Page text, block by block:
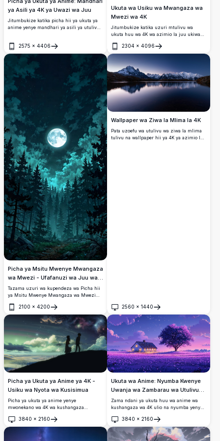
ya Asili ya 4K ya Uwazi wa Juu
Jitumbukize katika picha hii ya ukuta ya
anime yenye mandhari ya asili ya utulivu
kibichi, limezungukwa na miti mikubwa
na jua lenye mng'ao linaangaza miale ya
dhahabu. Benchi la mbao linakaribisha
tafakari ya amani, likichanganya rangi
zilizo hai na sanaa yenye undani wa hali
ya juu. Inafaa kwa kuboresha skrini yako
ya kompyuta au simu ya mkononi kwa
picha zake za kuvutia na za ubora wa juu.
2575 × 4406
Fungua
Ukuta wa Usiku wa Mwangaza wa
Mwezi wa 4K
Jitumbukize katika uzuri mtulivu wa
ukuta huu wa 4K wa azimio la juu ukiwa
katika matawi ya miti yenye silika. Anga la
zambarau lililo hai na maelezo maridadi
hufanya kuwa mazingira ya kuvutia kwa
kifaa chochote, ikitoa angahewa tulivu na
yenye kuvutia.
2304 × 4096
Fungua
Picha ya Msitu Mwenye Mwangaza
wa Mwezi - Ufafanuzi wa Juu wa
4K
Tazama uzuri wa kupendeza wa Picha hii
ya Msitu Mwenye Mwangaza wa Mwezi
taswira ya kuvutia ya mwezi mpevu
ukiangaza kupitia miti mizito ya
misindano chini ya anga ya usiku yenye
nyota nyingi, picha hii ya ubora wa juu ni
bora kwa skrini za mezani au simu. Zama
katika mazingira ya utulivu na yenye
haiba na picha za wazi na zenye maelezo.
2100 × 4200
Fungua
Wallpaper wa Ziwa la Mlima la 4K
Pata uzoefu wa utulivu wa ziwa la mlima
tulivu na wallpaper hii ya 4K ya azimio la
2560 × 1440
Fungua
Picha ya Ukuta ya Anime ya 4K -
Usiku wa Nyota wa Kusisimua
Picha ya ukuta ya anime yenye
mwonekano wa 4K wa kushangaza
kilima chini ya anga ya usiku yenye nyota
na yenye rangi. Mandhari imejaa
mawingu yenye ndoto na uzuri wa angani,
3840 × 2160
Fungua
Ukuta wa Anime: Nyumba Kwenye
Uwanja wa Zambarau wa Utulivu
4K
Zama ndani ya ukuta huu wa anime wa
kushangaza wa 4K ulio na nyumba yenye
zambarau chini ya anga la ndoto la usiku.
Mti mkubwa wa zambarau na nyota
zinazoangaza huongeza utulivu, kamili
3840 × 2160
Fungua